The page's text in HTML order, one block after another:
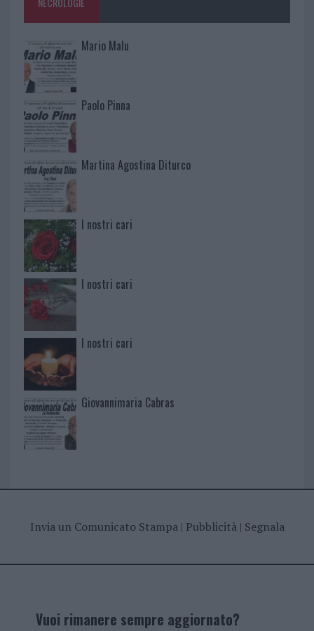
Mario Malu
Paolo Pinna
Martina Agostina Diturco
I nostri cari
I nostri cari
I nostri cari
Giovannimaria Cabras
Invia un Comunicato Stampa| Pubblicità| Segnala
Vuoi rimanere sempre aggiornato?